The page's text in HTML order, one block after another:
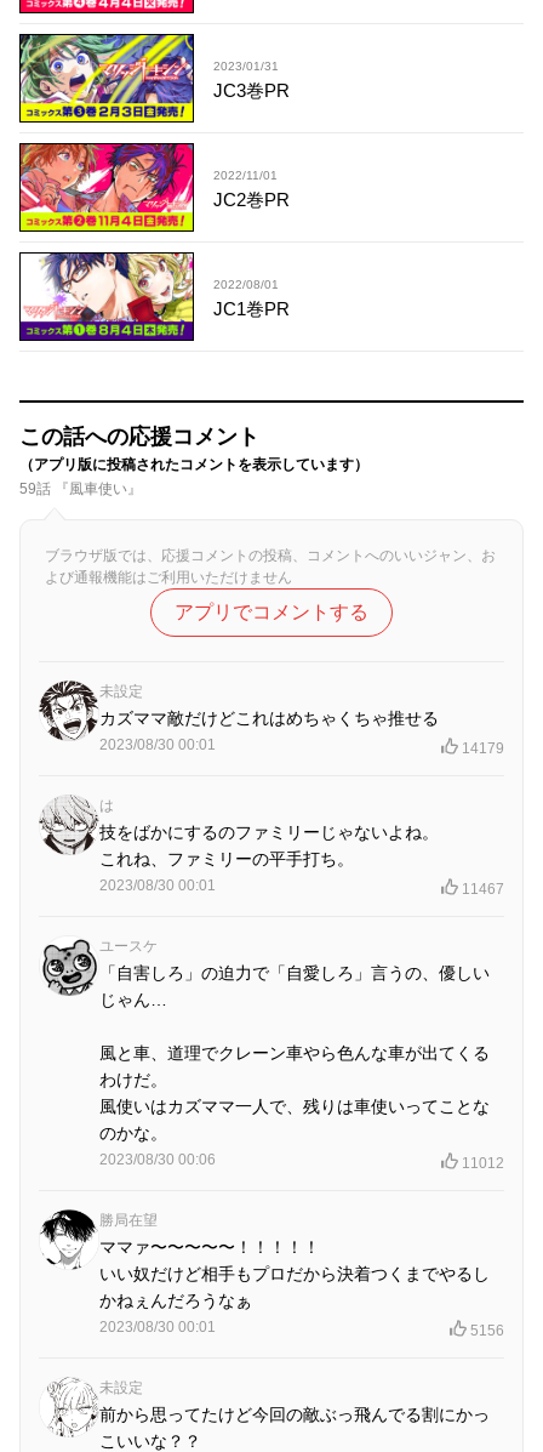
2023/01/31
JC3巻PR
2022/11/01
JC2巻PR
2022/08/01
JC1巻PR
この話への応援コメント
（アプリ版に投稿されたコメントを表示しています）
59話 『風車使い』
ブラウザ版では、応援コメントの投稿、コメントへのいいジャン、お
よび通報機能はご利用いただけません
アプリでコメントする
未設定
カズママ敵だけどこれはめちゃくちゃ推せる
2023/08/30 00:01 14179
は
技をばかにするのファミリーじゃないよね。
これね、ファミリーの平手打ち。
2023/08/30 00:01 11467
ユースケ
「自害しろ」の迫力で「自愛しろ」言うの、優しい
じゃん…
風と車、道理でクレーン車やら色んな車が出てくる
わけだ。
風使いはカズママ一人で、残りは車使いってことな
のかな。
2023/08/30 00:06 11012
勝局在望
ママァ〜〜〜〜〜！！！！！
いい奴だけど相手もプロだから決着つくまでやるし
かねぇんだろうなぁ
2023/08/30 00:01 5156
未設定
前から思ってたけど今回の敵ぶっ飛んでる割にかっ
こいいな？？